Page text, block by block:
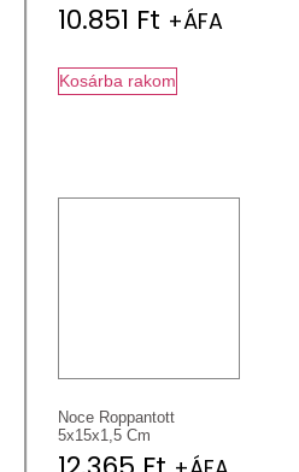
10.851 Ft +ÁFA
Kosárba rakom
Noce Roppantott
5x15x1,5 Cm